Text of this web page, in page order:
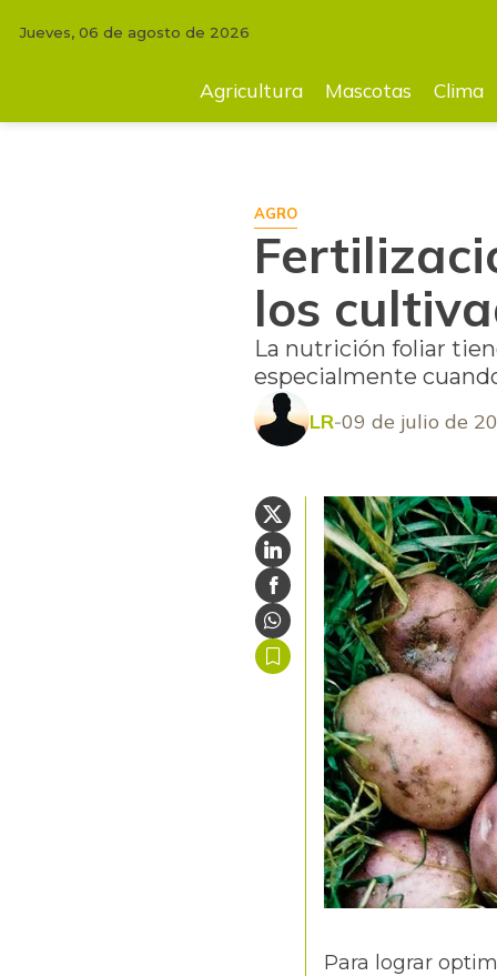
Fertilización foliar, tecnología aliada de los
Jueves, 06 de agosto de 2026
Agricultura Mascotas Clima
AGRO
los
La nutrición foliar
especialmente
LR 09 de julio de
Para lograr